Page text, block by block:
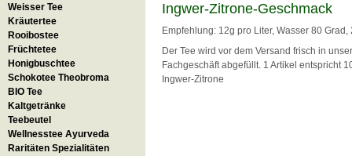
Weisser Tee
Kräutertee
Rooibostee
Früchtetee
Honigbuschtee
Schokotee Theobroma
BIO Tee
Kaltgetränke
Teebeutel
Wellnesstee Ayurveda
Raritäten Spezialitäten
Ingwer-Zitrone-Geschmack
Empfehlung: 12g pro Liter, Wasser 80
Der Tee wird vor dem Versand frisch in
Fachgeschäft abgefüllt. 1 Artikel entspricht
Ingwer-Zitrone